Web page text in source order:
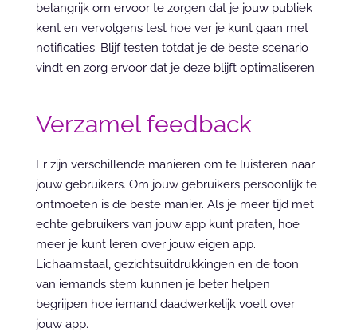
belangrijk om ervoor te zorgen dat je jouw publiek
kent en vervolgens test hoe ver je kunt gaan met
notificaties. Blijf testen totdat je de beste scenario
vindt en zorg ervoor dat je deze blijft optimaliseren.
Verzamel feedback
Er zijn verschillende manieren om te luisteren naar
jouw gebruikers. Om jouw gebruikers persoonlijk te
ontmoeten is de beste manier. Als je meer tijd met
echte gebruikers van jouw app kunt praten, hoe
meer je kunt leren over jouw eigen app.
Lichaamstaal, gezichtsuitdrukkingen en de toon
van iemands stem kunnen je beter helpen
begrijpen hoe iemand daadwerkelijk voelt over
jouw app.